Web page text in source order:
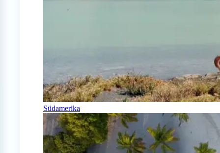
Südamerika